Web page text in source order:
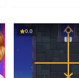
Находите
объединяйте с
линии. Линия
тянуться на
дистанцию, но
иметь больше
0.0